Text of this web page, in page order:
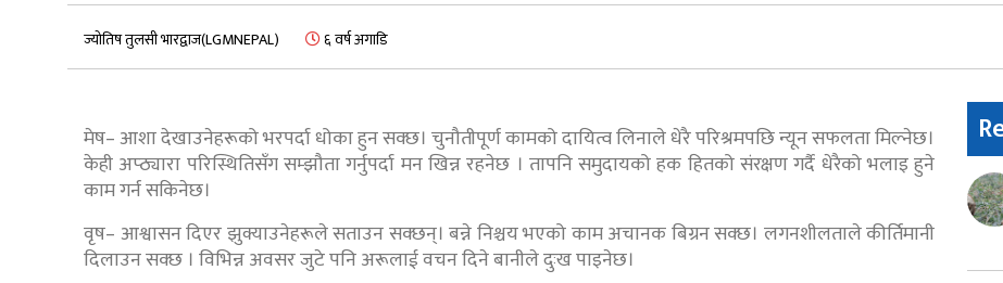
ज्योतिष तुलसी भारद्वाज(LGMNEPAL) ६ वर्ष अगाडि
मेष– आशा देखाउनेहरूको भरपर्दा धोका हुन सक्छ। चुनौतीपूर्ण कामको दायित्व लिनाले धेरै परिश्रमपछि न्यून सफलता मिल्नेछ।
केही अप्ठ्यारा परिस्थितिसँग सम्झौता गर्नुपर्दा मन खिन्न रहनेछ । तापनि समुदायको हक हितको संरक्षण गर्दै धेरैको भलाइ हुने
काम गर्न सकिनेछ।
वृष– आश्वासन दिएर झुक्याउनेहरूले सताउन सक्छन्। बन्ने निश्चय भएको काम अचानक बिग्रन सक्छ। लगनशीलताले कीर्तिमानी
दिलाउन सक्छ । विभिन्न अवसर जुटे पनि अरूलाई वचन दिने बानीले दुःख पाइनेछ।